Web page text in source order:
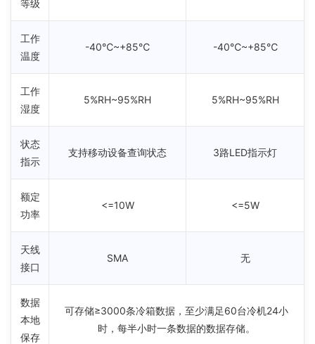
等级
工作
温度
-40℃~+85℃ -40℃~+85℃
工作
湿度
5%RH~95%RH 5%RH~95%RH
状态
指示
支持移动设备查询状态 3路LED指示灯
额定
功率
<=10W <=5W
天线
接口
SMA 无
数据
本地
保存
可存储≥3000条冷箱数据，至少满足60台冷机24小
时，每半小时一条数据的数据存储。